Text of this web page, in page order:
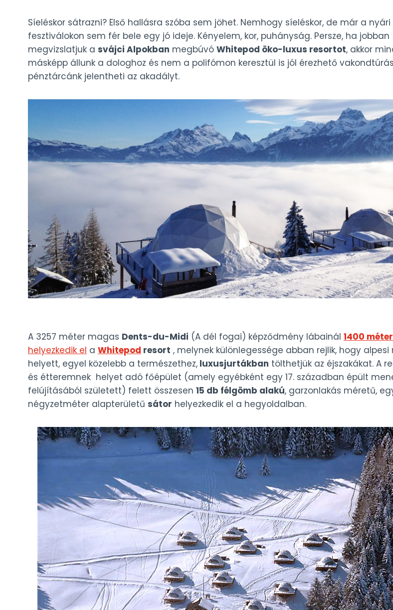
Síeléskor sátrazni? Első hallásra szóba sem jöhet. Nemhogy síeléskor, de már a nyári
fesztiválokon sem fér bele egy jó ideje. Kényelem, kor, puhányság. Persze, ha jobban
megvizslatjuk a svájci Alpokban megbúvó Whitepod öko-luxus resortot, akkor
másképp állunk a dologhoz és nem a polifómon keresztül is jól érezhető
pénztárcánk jelentheti az akadályt.
A 3257 méter magas Dents-du-Midi (A dél fogai) képződmény lábainál 1400
helyezkedik el a Whitepod resort , melynek különlegessége abban rejlik, hogy alpesi
helyett, egyel közelebb a természethez, luxusjurtákban tölthetjük az éjszakákat. A
és étteremnek helyet adó főépület (amely egyébként egy 17. században épült
felújításából született) felett összesen 15 db félgömb alakú, garzonlakás méretű,
négyzetméter alapterületű sátor helyezkedik el a hegyoldalban.